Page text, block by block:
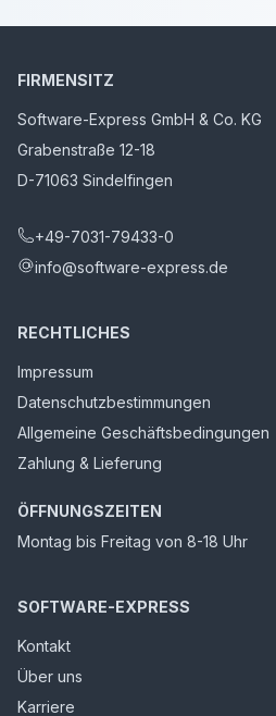
FIRMENSITZ
Software-Express GmbH & Co. KG
Grabenstraße 12-18
D-71063 Sindelfingen
+49-7031-79433-0
info@software-express.de
RECHTLICHES
Impressum
Datenschutzbestimmungen
Allgemeine Geschäftsbedingungen
Zahlung & Lieferung
ÖFFNUNGSZEITEN
Montag bis Freitag von 8-18 Uhr
SOFTWARE-EXPRESS
Kontakt
Über uns
Karriere